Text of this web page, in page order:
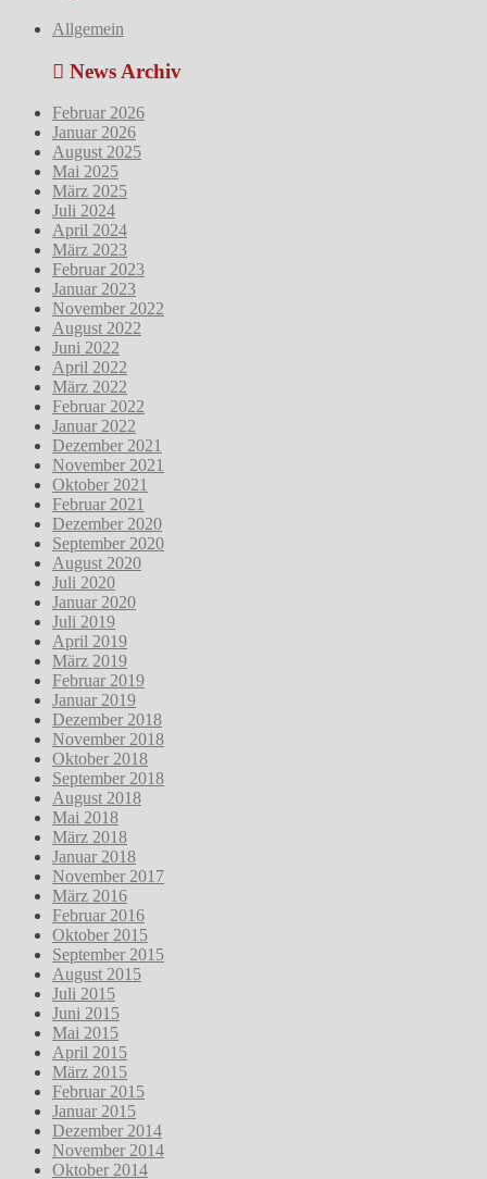
Allgemein
News Archiv
Februar 2026
Januar 2026
August 2025
Mai 2025
März 2025
Juli 2024
April 2024
März 2023
Februar 2023
Januar 2023
November 2022
August 2022
Juni 2022
April 2022
März 2022
Februar 2022
Januar 2022
Dezember 2021
November 2021
Oktober 2021
Februar 2021
Dezember 2020
September 2020
August 2020
Juli 2020
Januar 2020
Juli 2019
April 2019
März 2019
Februar 2019
Januar 2019
Dezember 2018
November 2018
Oktober 2018
September 2018
August 2018
Mai 2018
März 2018
Januar 2018
November 2017
März 2016
Februar 2016
Oktober 2015
September 2015
August 2015
Juli 2015
Juni 2015
Mai 2015
April 2015
März 2015
Februar 2015
Januar 2015
Dezember 2014
November 2014
Oktober 2014